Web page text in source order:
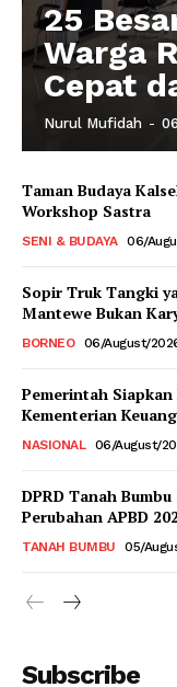
25
Warga
Cepat
Nurul Mufidah -
Taman Budaya
Workshop Sastra
SENI & BUDAYA 06/
Sopir Truk Tangki
Mantewe Bukan
BORNEO 06/August/
Pemerintah
Kementerian
NASIONAL 06/August/
DPRD Tanah
Perubahan APBD
TANAH BUMBU 05/
Subscribe